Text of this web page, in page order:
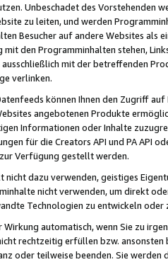
Unbeschadet des Vorstehenden
zu leiten, und werden
Besucher auf andere Websites als
den Programminhalten stehen,
mit der betreffenden
verlinken.
können Ihnen den Zugriff
angebotenen Produkte
Informationen oder Inhalte
für die Creators API und PA API
Verfügung gestellt werden.
dazu verwenden, geistiges
nicht verwenden, um direkt
Technologien zu entwickeln
automatisch, wenn Sie zu
rechtzeitig erfüllen bzw. ansonsten
oder teilweise beenden. Sie werden